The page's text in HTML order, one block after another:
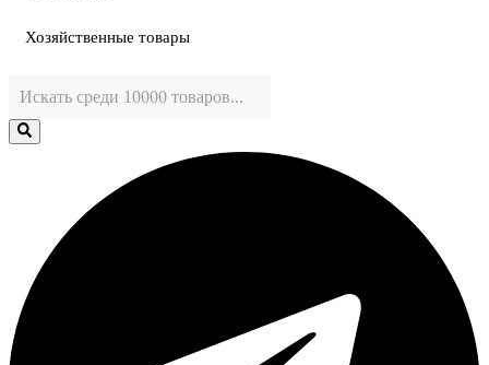
Хозяйственные товары